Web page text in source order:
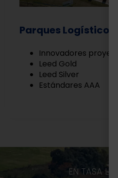
Parques Logísticos
Innovadores
Leed Gold
Leed Silver
Estándares AAA
EN TASA